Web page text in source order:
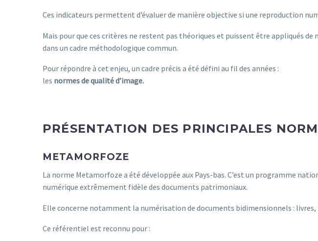
Ces indicateurs permettent d’évaluer de manière objective si une reproduction
Mais pour que ces critères ne restent pas théoriques et puissent être appliqués
dans un cadre méthodologique commun.
Pour répondre à cet enjeu, un cadre précis a été défini au fil des années :
les normes de qualité d’image.
PRÉSENTATION DES PRINCIPALES
METAMORFOZE
La norme Metamorfoze a été développée aux Pays-bas. C’est un programme
numérique extrêmement fidèle des documents patrimoniaux.
Elle concerne notamment la numérisation de documents bidimensionnels :
Ce référentiel est reconnu pour :